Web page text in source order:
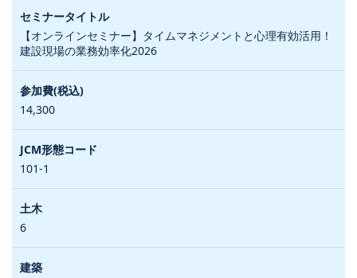
【オンラインセミナー】タイムマネジメントと心理有効活用！
建設現場の業務効率化2026
14,300
101-1
6